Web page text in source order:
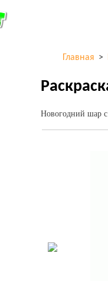
Главная >
Новогодний шар